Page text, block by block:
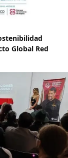
Global Red